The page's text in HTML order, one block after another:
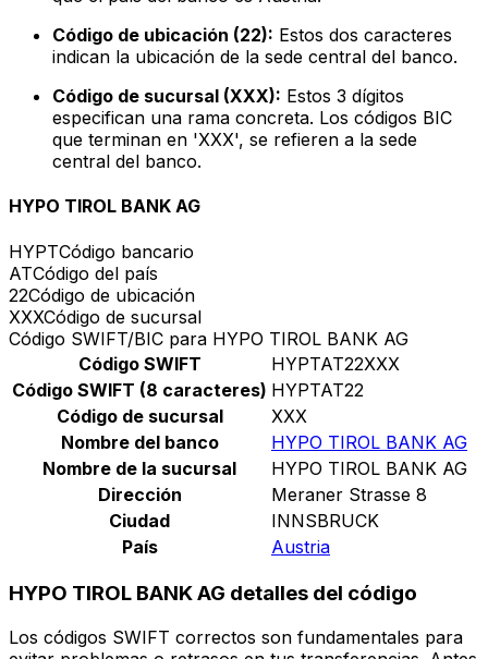
Código de ubicación (22): Estos dos caracteres
indican la ubicación de la sede central del banco.
Código de sucursal (XXX): Estos 3 dígitos
especifican una rama concreta. Los códigos BIC
que terminan en 'XXX', se refieren a la sede
central del banco.
HYPO TIROL BANK AG
HYPTCódigo bancario
ATCódigo del país
22Código de ubicación
XXXCódigo de sucursal
Código SWIFT/BIC para HYPO TIROL BANK AG
Código SWIFT
HYPTAT22XXX
Código SWIFT (8 caracteres) HYPTAT22
Código de sucursal
XXX
Nombre del banco
HYPO TIROL BANK AG
Nombre de la sucursal
HYPO TIROL BANK AG
Dirección
Meraner Strasse 8
Ciudad
INNSBRUCK
País
Austria
HYPO TIROL BANK AG detalles del código
Los códigos SWIFT correctos son fundamentales para